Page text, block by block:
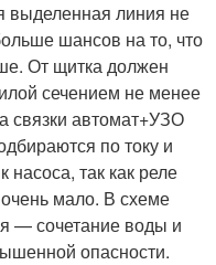
выделенная линия не
шансов на то, что
От щитка должен
сечением не менее
связки автомат+УЗО
по току и
насоса, так как реле
мало. В схеме
— сочетание воды и
опасности.